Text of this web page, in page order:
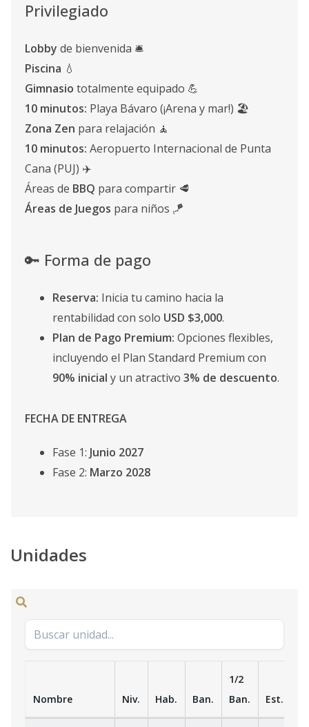
Privilegiado
Lobby de bienvenida 🛎️
Piscina 💧
Gimnasio totalmente equipado 💪
10 minutos: Playa Bávaro (¡Arena y mar!) 🏖️
Zona Zen para relajación 🧘
10 minutos: Aeropuerto Internacional de Punta
Cana (PUJ) ✈️
Áreas de BBQ para compartir 🥩
Áreas de Juegos para niños 🪁
🔑 Forma de pago
Reserva: Inicia tu camino hacia la
rentabilidad con solo USD $3,000.
Plan de Pago Premium: Opciones flexibles,
incluyendo el Plan Standard Premium con
90% inicial y un atractivo 3% de descuento.
FECHA DE ENTREGA
Fase 1: Junio 2027
Fase 2: Marzo 2028
Unidades
Nombre Niv. Hab. Ban.
1/2
Ban.
Est.